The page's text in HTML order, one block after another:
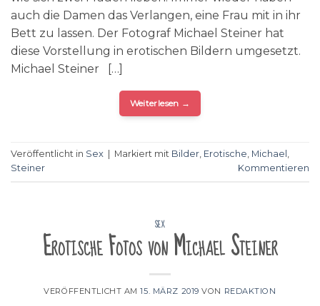
auch die Damen das Verlangen, eine Frau mit in ihr
Bett zu lassen. Der Fotograf Michael Steiner hat
diese Vorstellung in erotischen Bildern umgesetzt.
Michael Steiner […]
Weiterlesen →
Veröffentlicht in Sex Markiert mit Bilder Erotische Michael
Steiner
Kommentieren
SEX
Erotische Fotos von Michael Steiner
VERÖFFENTLICHT AM15. MÄRZ 2019 VON REDAKTION